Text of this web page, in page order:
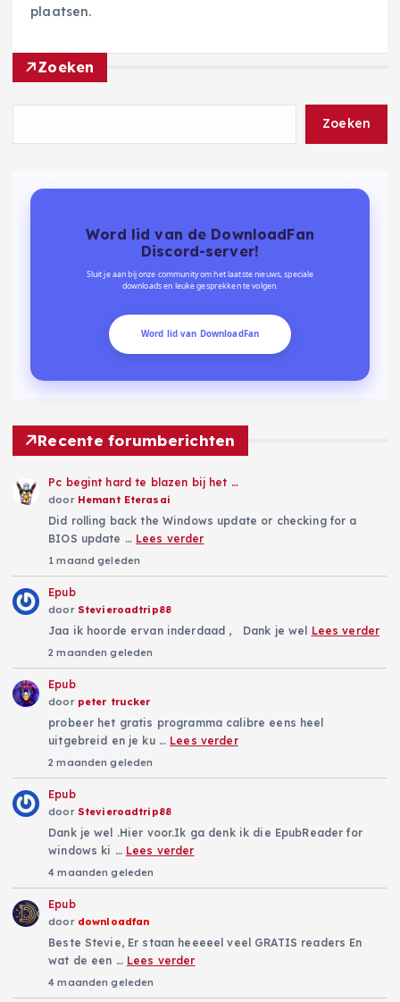
plaatsen.
Zoeken
Zoeken
Word lid van de DownloadFan
Discord-server!
Sluit je aan bij onze community om het laatste nieuws, speciale
downloads en leuke gesprekken te volgen.
Word lid van DownloadFan
Recente forumberichten
Pc begint hard te blazen bij het …
door Hemant Eterasai
Did rolling back the Windows update or checking for a
BIOS update … Lees verder
1 maand geleden
Epub
door Stevieroadtrip88
Jaa ik hoorde ervan inderdaad , Dank je wel Lees verder
2 maanden geleden
Epub
door peter trucker
probeer het gratis programma calibre eens heel
uitgebreid en je ku … Lees verder
2 maanden geleden
Epub
door Stevieroadtrip88
Dank je wel .Hier voor.Ik ga denk ik die EpubReader for
windows ki … Lees verder
4 maanden geleden
Epub
door downloadfan
Beste Stevie, Er staan heeeeel veel GRATIS readers En
wat de een … Lees verder
4 maanden geleden